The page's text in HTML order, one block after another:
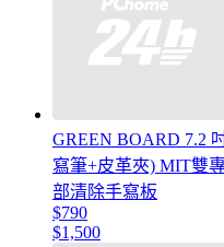
GREEN BOARD 7.2
寫筆+皮革夾) MIT雙
部清除手寫板
$790
$1,500